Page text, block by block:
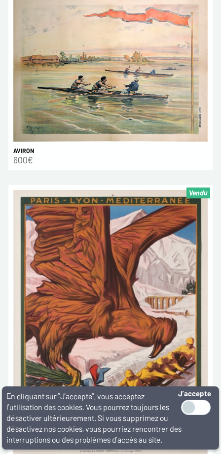
AVIRON
600€
Vendu
J’accepte
En cliquant sur ”J’accepte”, vous acceptez
l’utilisation des cookies. Vous pourrez toujours les
désactiver ultérieurement. Si vous supprimez ou
désactivez nos cookies, vous pourriez rencontrer des
interruptions ou des problèmes d’accès au site.